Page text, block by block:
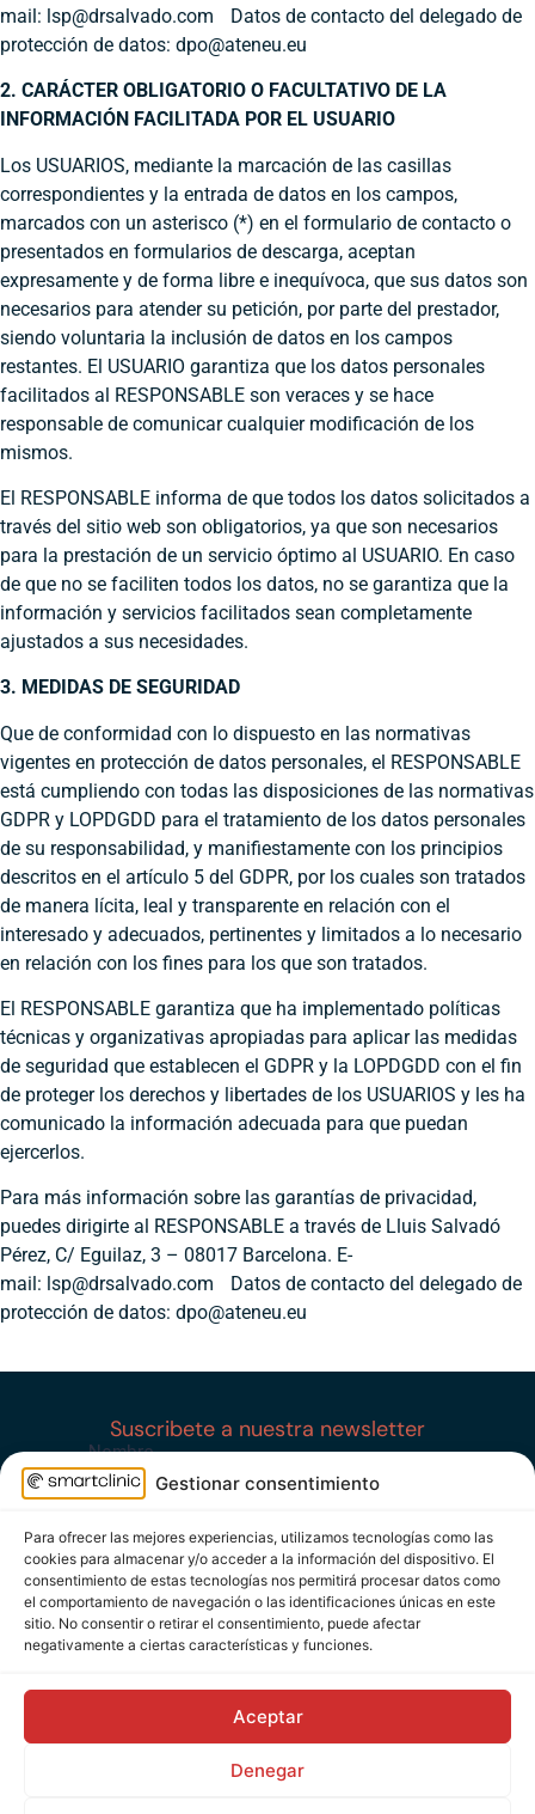
Gestionar consentimiento
Para ofrecer las mejores experiencias, utilizamos tecnologías como las
cookies para almacenar y/o acceder a la información del dispositivo. El
consentimiento de estas tecnologías nos permitirá procesar datos como
el comportamiento de navegación o las identificaciones únicas en este
sitio. No consentir o retirar el consentimiento, puede afectar
negativamente a ciertas características y funciones.
Aceptar
Denegar
mail: lsp@drsalvado.com Datos de contacto del delegado de
protección de datos: dpo@ateneu.eu
2. CARÁCTER OBLIGATORIO O FACULTATIVO DE LA
INFORMACIÓN FACILITADA POR EL USUARIO
Los USUARIOS, mediante la marcación de las casillas
correspondientes y la entrada de datos en los campos,
marcados con un asterisco (*) en el formulario de contacto o
presentados en formularios de descarga, aceptan
expresamente y de forma libre e inequívoca, que sus datos son
necesarios para atender su petición, por parte del prestador,
siendo voluntaria la inclusión de datos en los campos
restantes. El USUARIO garantiza que los datos personales
facilitados al RESPONSABLE son veraces y se hace
responsable de comunicar cualquier modificación de los
mismos.
El RESPONSABLE informa de que todos los datos solicitados a
través del sitio web son obligatorios, ya que son necesarios
para la prestación de un servicio óptimo al USUARIO. En caso
de que no se faciliten todos los datos, no se garantiza que la
información y servicios facilitados sean completamente
ajustados a sus necesidades.
3. MEDIDAS DE SEGURIDAD
Que de conformidad con lo dispuesto en las normativas
vigentes en protección de datos personales, el RESPONSABLE
está cumpliendo con todas las disposiciones de las normativas
GDPR y LOPDGDD para el tratamiento de los datos personales
de su responsabilidad, y manifiestamente con los principios
descritos en el artículo 5 del GDPR, por los cuales son tratados
de manera lícita, leal y transparente en relación con el
interesado y adecuados, pertinentes y limitados a lo necesario
en relación con los fines para los que son tratados.
El RESPONSABLE garantiza que ha implementado políticas
técnicas y organizativas apropiadas para aplicar las medidas
de seguridad que establecen el GDPR y la LOPDGDD con el fin
de proteger los derechos y libertades de los USUARIOS y les ha
comunicado la información adecuada para que puedan
ejercerlos.
Para más información sobre las garantías de privacidad,
puedes dirigirte al RESPONSABLE a través de Lluis Salvadó
Pérez, C/ Eguilaz, 3 – 08017 Barcelona. E-
mail: lsp@drsalvado.com Datos de contacto del delegado de
protección de datos: dpo@ateneu.eu
Pensado, diseñado, y ejecutado desde el quirófano
Aviso legal
Suscribete a nuestra newsletter